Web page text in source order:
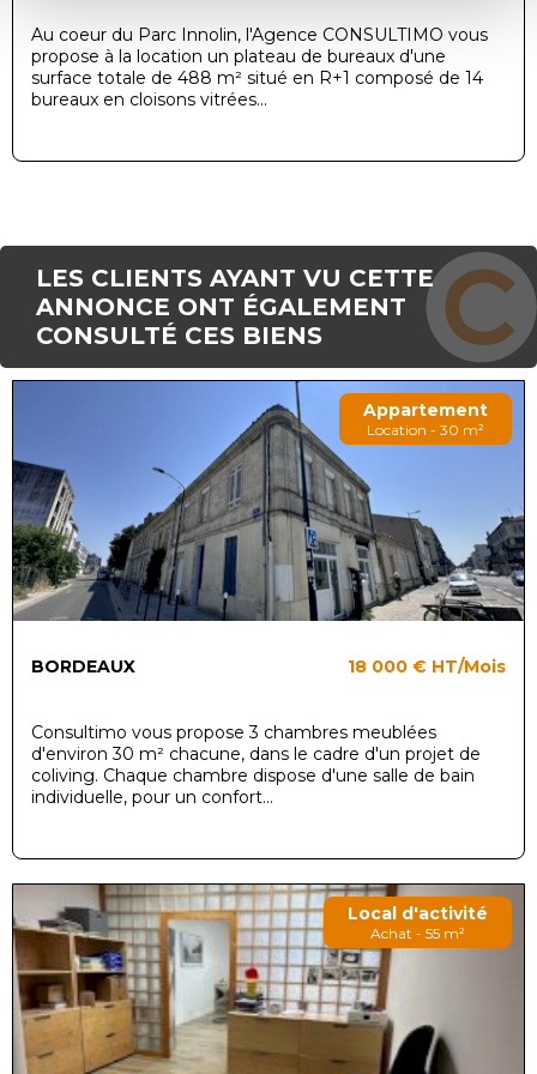
Au coeur du Parc Innolin, l'Agence CONSULTIMO vous
propose à la location un plateau de bureaux d'une
surface totale de 488 m² situé en R+1 composé de 14
bureaux en cloisons vitrées...
LES CLIENTS AYANT VU CETTE
ANNONCE ONT ÉGALEMENT
CONSULTÉ CES BIENS
Appartement
Location - 30 m²
BORDEAUX 18 000 € HT/Mois
Consultimo vous propose 3 chambres meublées
d'environ 30 m² chacune, dans le cadre d'un projet de
coliving. Chaque chambre dispose d'une salle de bain
individuelle, pour un confort...
Local d'activité
Achat - 55 m²